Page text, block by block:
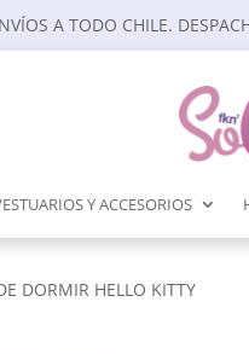
A TODO CHILE.
Y ACCESORIOS
DORMIR HELLO KITTY